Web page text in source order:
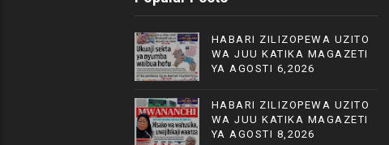
HABARI ZILIZOPEWA UZITO
WA JUU KATIKA MAGAZETI
YA AGOSTI 6,2026
HABARI ZILIZOPEWA UZITO
WA JUU KATIKA MAGAZETI
YA AGOSTI 8,2026